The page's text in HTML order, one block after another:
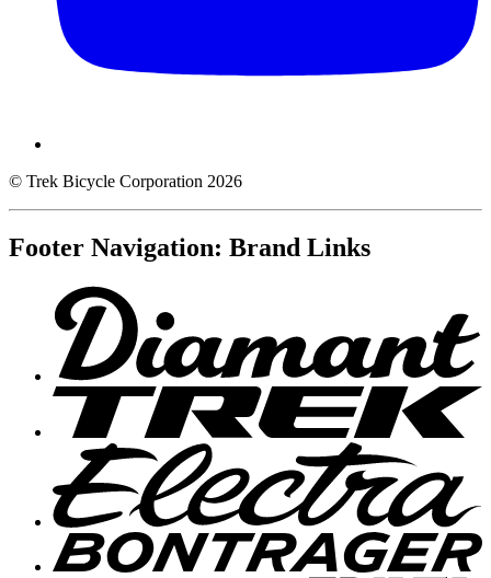
© Trek Bicycle Corporation 2026
Footer Navigation: Brand Links